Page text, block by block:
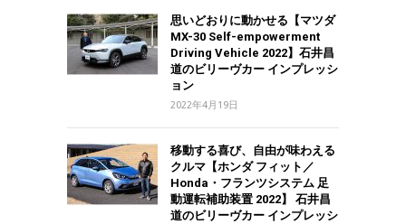
思いどおりに動かせる【マツダ
MX-30 Self-empowerment
Driving Vehicle 2022】石井昌
道のビリーヴカー インプレッシ
ョン
2022年4月19日
移動する喜び、自由が味わえる
クルマ【ホンダ フィット／
Honda・フランツシステム 足
動運転補助装置 2022】 石井昌
道のビリーヴカー インプレッシ